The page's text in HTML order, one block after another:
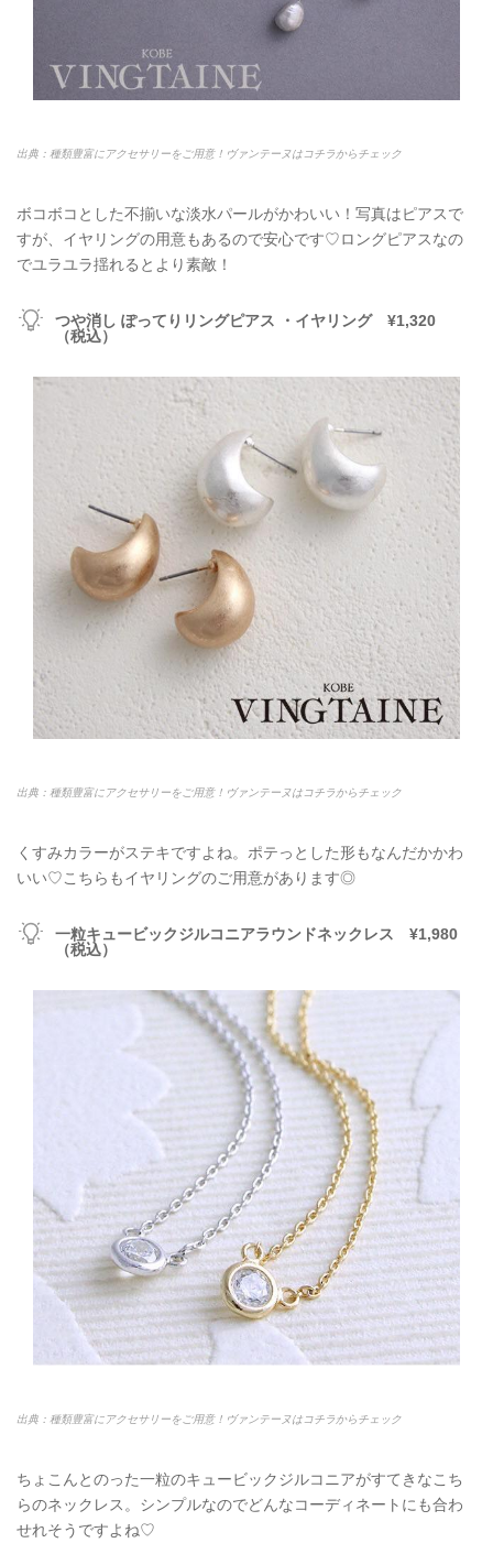
出典：種類豊富にアクセサリーをご用意！ヴァンテーヌはコチラからチェック
ボコボコとした不揃いな淡水パールがかわいい！写真はピアスで
すが、イヤリングの用意もあるので安心です♡ロングピアスなの
でユラユラ揺れるとより素敵！
つや消し ぽってりリングピアス ・イヤリング ¥1,320
（税込）
出典：種類豊富にアクセサリーをご用意！ヴァンテーヌはコチラからチェック
くすみカラーがステキですよね。ポテっとした形もなんだかかわ
いい♡こちらもイヤリングのご用意があります◎
一粒キュービックジルコニアラウンドネックレス ¥1,980
（税込）
出典：種類豊富にアクセサリーをご用意！ヴァンテーヌはコチラからチェック
ちょこんとのった一粒のキュービックジルコニアがすてきなこち
らのネックレス。シンプルなのでどんなコーディネートにも合わ
せれそうですよね♡